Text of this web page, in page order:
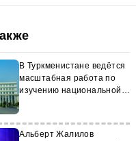
В Туркменистане ведётся
масштабная работа по
изучению национальной
Альберт Жалилов